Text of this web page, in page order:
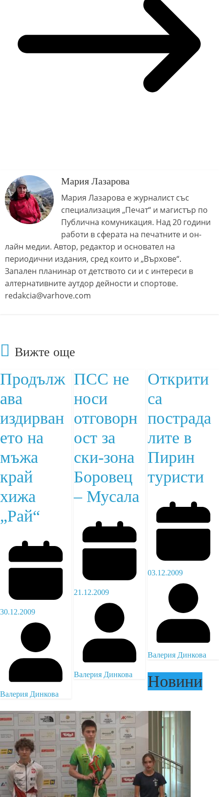
Мария Лазарова
Мария Лазарова е журналист със
специализация „Печат“ и магистър по
Публична комуникация. Над 20 години
работи в сферата на печатните и он-
лайн медии. Автор, редактор и основател на
периодични издания, сред които и „Върхове“.
Запален планинар от детството си и с интереси в
алтернативните аутдор дейности и спортове.
redakcia@varhove.com
Вижте още
Продълж
ава
издирван
ето на
мъжа
край
хижа
„Рай“
30.12.2009
Валерия Динкова
ПСС не
носи
отговорн
ост за
ски-зона
Боровец
– Мусала
21.12.2009
Валерия Динкова
Открити
са
пострада
лите в
Пирин
туристи
03.12.2009
Валерия Динкова
Новини